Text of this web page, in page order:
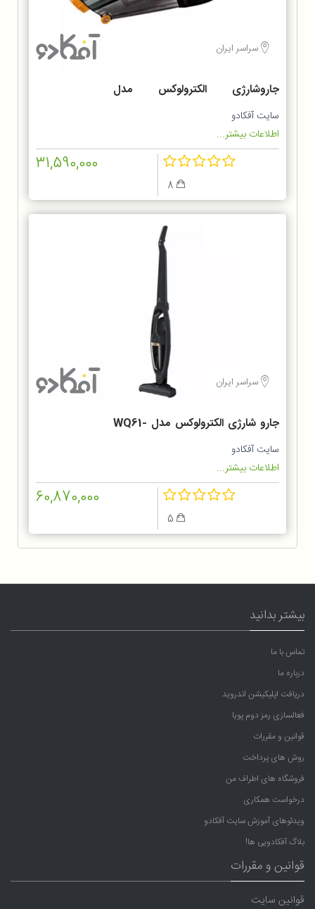
سراسر ایران
جاروشارژی الکترولوکس مدل
ZB6214IGM
سایت آفکادو
اطلاعات بیشتر...
31,590,000
سراسر ایران
جارو شارژی الکترولوکس مدل WQ61-
1OGG
سایت آفکادو
اطلاعات بیشتر...
60,870,000
بیشتر بدانید
تماس با ما
درباره ما
دریافت اپلیکیشن اندروید
فعالسازی رمز دوم پویا
قوانین و مقررات
روش های پرداخت
فروشگاه های اطراف من
درخواست همکاری
ویدئوهای آموزش سایت آفکادو
بلاگ آفکادویی ها!
قوانین و مقررات
قوانین سایت